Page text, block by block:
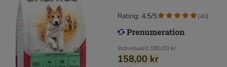
Individuellt 180,00 kr
158,00 kr
Rating: 4.5/5 (40)